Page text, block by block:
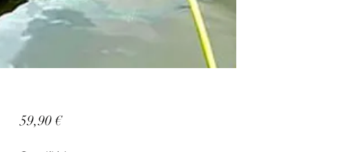
59,90 €Prix